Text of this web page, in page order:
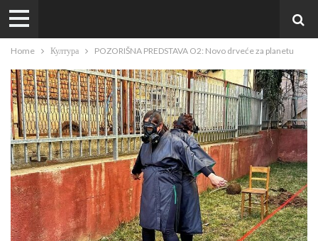
Home Култура POZORIŠNA PREDSTAVA O2: Novo drveće za planetu